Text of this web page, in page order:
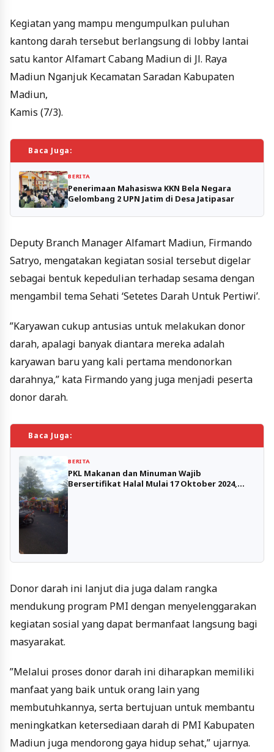
Kegiatan yang mampu mengumpulkan puluhan
kantong darah tersebut berlangsung di lobby lantai
satu kantor Alfamart Cabang Madiun di Jl. Raya
Madiun Nganjuk Kecamatan Saradan Kabupaten
Madiun,
Kamis (7/3).
Baca Juga:
BERITA
Penerimaan Mahasiswa KKN Bela Negara
Gelombang 2 UPN Jatim di Desa Jatipasar
Deputy Branch Manager Alfamart Madiun, Firmando
Satryo, mengatakan kegiatan sosial tersebut digelar
sebagai bentuk kepedulian terhadap sesama dengan
mengambil tema Sehati ‘Setetes Darah Untuk Pertiwi’.
”Karyawan cukup antusias untuk melakukan donor
darah, apalagi banyak diantara mereka adalah
karyawan baru yang kali pertama mendonorkan
darahnya,” kata Firmando yang juga menjadi peserta
donor darah.
Baca Juga:
BERITA
PKL Makanan dan Minuman Wajib
Bersertifikat Halal Mulai 17 Oktober 2024,
Donor darah ini lanjut dia juga dalam rangka
mendukung program PMI dengan menyelenggarakan
kegiatan sosial yang dapat bermanfaat langsung bagi
masyarakat.
”Melalui proses donor darah ini diharapkan memiliki
manfaat yang baik untuk orang lain yang
membutuhkannya, serta bertujuan untuk membantu
meningkatkan ketersediaan darah di PMI Kabupaten
Madiun juga mendorong gaya hidup sehat,” ujarnya.